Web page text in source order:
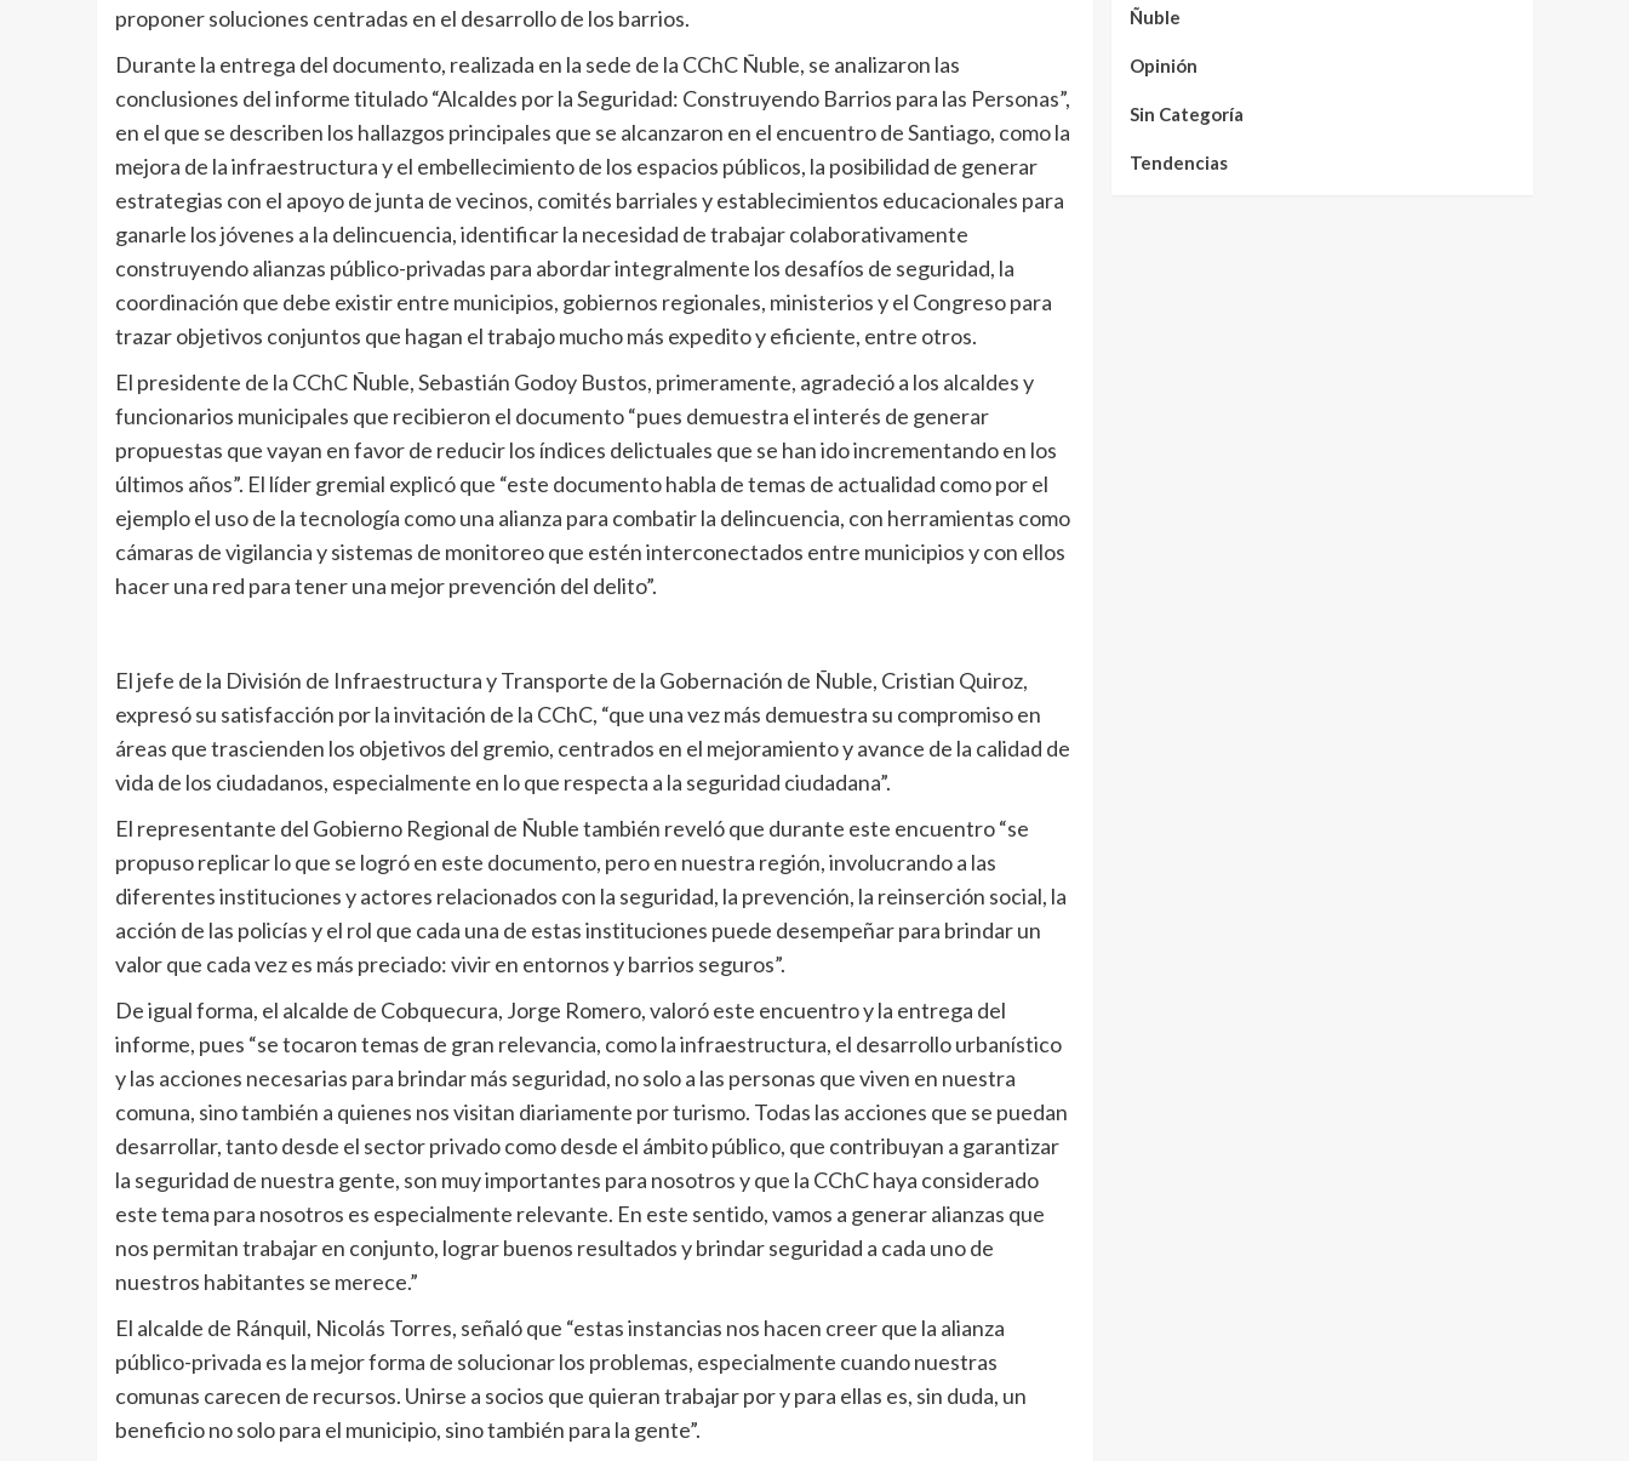
proponer soluciones centradas en el desarrollo de los barrios.
Durante la entrega del documento, realizada en la sede de la CChC Ñuble, se analizaron las
conclusiones del informe titulado “Alcaldes por la Seguridad: Construyendo Barrios para las Personas”,
en el que se describen los hallazgos principales que se alcanzaron en el encuentro de Santiago, como la
mejora de la infraestructura y el embellecimiento de los espacios públicos, la posibilidad de generar
estrategias con el apoyo de junta de vecinos, comités barriales y establecimientos educacionales para
ganarle los jóvenes a la delincuencia, identificar la necesidad de trabajar colaborativamente
construyendo alianzas público-privadas para abordar integralmente los desafíos de seguridad, la
coordinación que debe existir entre municipios, gobiernos regionales, ministerios y el Congreso para
trazar objetivos conjuntos que hagan el trabajo mucho más expedito y eficiente, entre otros.
El presidente de la CChC Ñuble, Sebastián Godoy Bustos, primeramente, agradeció a los alcaldes y
funcionarios municipales que recibieron el documento “pues demuestra el interés de generar
propuestas que vayan en favor de reducir los índices delictuales que se han ido incrementando en los
últimos años”. El líder gremial explicó que “este documento habla de temas de actualidad como por el
ejemplo el uso de la tecnología como una alianza para combatir la delincuencia, con herramientas como
cámaras de vigilancia y sistemas de monitoreo que estén interconectados entre municipios y con ellos
hacer una red para tener una mejor prevención del delito”.
El jefe de la División de Infraestructura y Transporte de la Gobernación de Ñuble, Cristian Quiroz,
expresó su satisfacción por la invitación de la CChC, “que una vez más demuestra su compromiso en
áreas que trascienden los objetivos del gremio, centrados en el mejoramiento y avance de la calidad de
vida de los ciudadanos, especialmente en lo que respecta a la seguridad ciudadana”.
El representante del Gobierno Regional de Ñuble también reveló que durante este encuentro “se
propuso replicar lo que se logró en este documento, pero en nuestra región, involucrando a las
diferentes instituciones y actores relacionados con la seguridad, la prevención, la reinserción social, la
acción de las policías y el rol que cada una de estas instituciones puede desempeñar para brindar un
valor que cada vez es más preciado: vivir en entornos y barrios seguros”.
De igual forma, el alcalde de Cobquecura, Jorge Romero, valoró este encuentro y la entrega del
informe, pues “se tocaron temas de gran relevancia, como la infraestructura, el desarrollo urbanístico
y las acciones necesarias para brindar más seguridad, no solo a las personas que viven en nuestra
comuna, sino también a quienes nos visitan diariamente por turismo. Todas las acciones que se puedan
desarrollar, tanto desde el sector privado como desde el ámbito público, que contribuyan a garantizar
la seguridad de nuestra gente, son muy importantes para nosotros y que la CChC haya considerado
este tema para nosotros es especialmente relevante. En este sentido, vamos a generar alianzas que
nos permitan trabajar en conjunto, lograr buenos resultados y brindar seguridad a cada uno de
nuestros habitantes se merece.”
El alcalde de Ránquil, Nicolás Torres, señaló que “estas instancias nos hacen creer que la alianza
público-privada es la mejor forma de solucionar los problemas, especialmente cuando nuestras
comunas carecen de recursos. Unirse a socios que quieran trabajar por y para ellas es, sin duda, un
beneficio no solo para el municipio, sino también para la gente”.
Ñuble
Opinión
Sin Categoría
Tendencias